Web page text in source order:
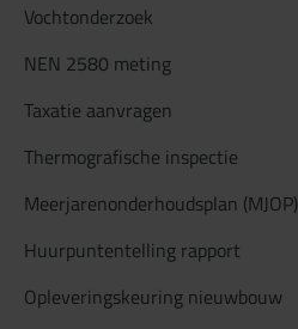
Vochtonderzoek
NEN 2580 meting
Taxatie aanvragen
Thermografische inspectie
Meerjarenonderhoudsplan (MJOP)
Huurpuntentelling rapport
Opleveringskeuring nieuwbouw